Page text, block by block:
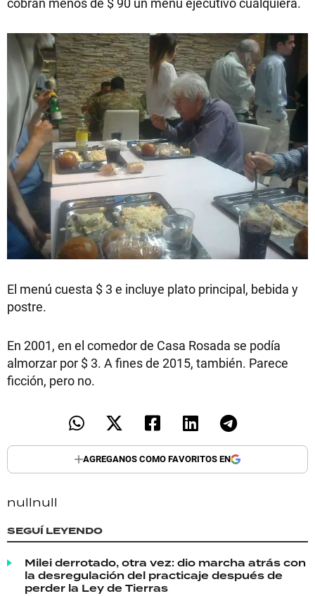
El menú cuesta $ 3 e incluye plato principal, bebida y
postre.
En 2001, en el comedor de Casa Rosada se podía
almorzar por $ 3. A fines de 2015, también. Parece
ficción, pero no.
AGREGANOS COMO FAVORITOS EN
nullnull
SEGUÍ LEYENDO
Milei derrotado, otra vez: dio marcha atrás con
la desregulación del practicaje después de
perder la Ley de Tierras